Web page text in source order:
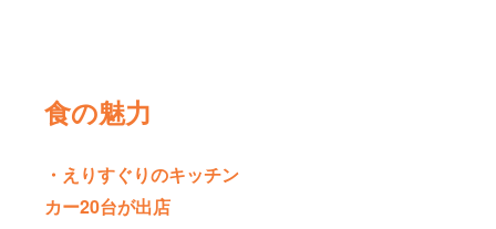
食の魅力
・えりすぐりのキッチン
カー20台が出店